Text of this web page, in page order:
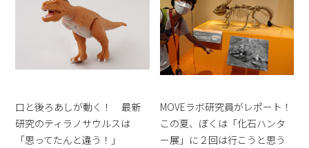
口と後ろあしが動く！ 最新
研究のティラノサウルスは
「思ってたんと違う！」
MOVEラボ研究員がレポート！
この夏、ぼくは「化石ハンタ
ー展」に２回は行こうと思う